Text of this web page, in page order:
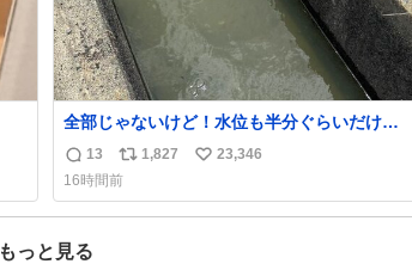
全部じゃないけど！水位も半分ぐらいだけ
ど！水が来はじめたよ！！！ 作業してくれた
方々ありがとーーー
ー！！！！！！！！！！！！！！！！！！！
！！！！！！！
返
信
数
13
リ
ポ
ス
1,827
い
ね
23,346
16時間前
もっと見る